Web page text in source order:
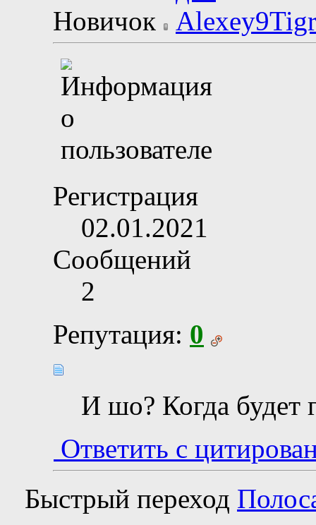
Новичок
Регистрация
02.01.2021
Сообщений
2
Репутация: 0
И шо? Когда будет
Ответить с
Быстрый переход